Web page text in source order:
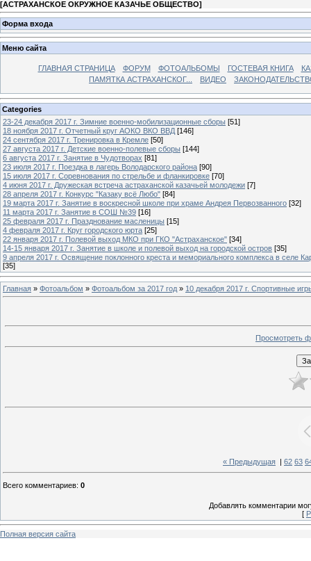
[АСТРАХАНСКОЕ ОКРУЖНОЕ КАЗАЧЬЕ ОБЩЕСТВО]
Форма входа
Меню сайта
ГЛАВНАЯ СТРАНИЦА ФОРУМ ФОТОАЛЬБОМЫ ГОСТЕВАЯ КНИГА
ПАМЯТКА АСТРАХАНСКОГ...
ВИДЕО
Categories
23-24 декабря 2017 г. Зимние военно-мобилизационные сборы [51]
18 ноября 2017 г. Отчетный круг АОКО ВКО ВВД [146]
24 сентября 2017 г. Тренировка в Кремле [50]
27 августа 2017 г. Детские военно-полевые сборы [144]
6 августа 2017 г. Занятие в Чудотворах [81]
23 июля 2017 г. Поездка в лагерь Володарского района [90]
15 июля 2017 г. Соревнования по стрельбе и фланкировке [70]
4 июня 2017 г. Дружеская встреча астраханской казачьей молодежи [7]
28 апреля 2017 г. Конкурс "Казаку всё Любо" [84]
19 марта 2017 г. Занятие в воскресной школе при храме Андрея Первозванного [32]
11 марта 2017 г. Занятие в СОШ №39 [16]
25 февраля 2017 г. Празднование масленицы [15]
4 февраля 2017 г. Круг городского юрта [25]
22 января 2017 г. Полевой выход МКО при ГКО "Астраханское" [34]
14-15 января 2017 г. Занятие в школе и полевой выход на городской остров [35]
9 апреля 2017 г. Освящение поклонного креста и мемориального комплекса в селе
[35]
Главная » Фотоальбом » Фотоальбом за 2017 год » 10 декабря 2017 г. Спортивные
Просмотреть
« Предыдущая 62 63
Всего комментариев: 0
Добавлять комментарии
[
Полная версия сайта